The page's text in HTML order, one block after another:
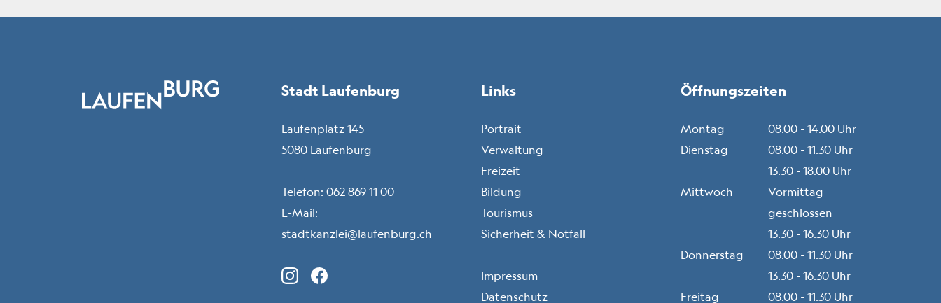
Stadt Laufenburg
Laufenplatz 145
5080 Laufenburg
Telefon: 062 869 11 00
E-Mail:
stadtkanzlei@laufenburg.ch
Instagram (icon: c-instagram)
Facebook (icon: c-facebook)
LinkedIn (icon: c-linkedin)
Links
Portrait
Verwaltung
Freizeit
Bildung
Tourismus
Sicherheit & Notfall
Toolbar
Impressum
Datenschutz
Öffnungszeiten
Montag
08.00 - 14.00 Uhr
Dienstag
08.00 - 11.30 Uhr
13.30 - 18.00 Uhr
Mittwoch
Vormittag
geschlossen
13.30 - 16.30 Uhr
Donnerstag
08.00 - 11.30 Uhr
13.30 - 16.30 Uhr
Freitag
08.00 - 11.30 Uhr